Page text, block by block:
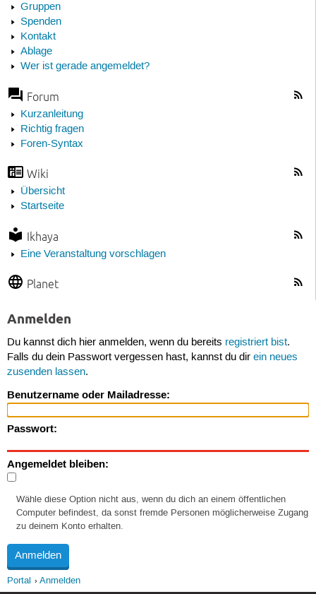
Gruppen
Spenden
Kontakt
Ablage
Wer ist gerade angemeldet?
Forum
Kurzanleitung
Richtig fragen
Foren-Syntax
Wiki
Übersicht
Startseite
Ikhaya
Eine Veranstaltung vorschlagen
Planet
Anmelden
Du kannst dich hier anmelden, wenn du bereits registriert bist.
Falls du dein Passwort vergessen hast, kannst du dir ein neues
zusenden lassen.
Benutzername oder Mailadresse:
Passwort:
Angemeldet bleiben:
Wähle diese Option nicht aus, wenn du dich an einem öffentlichen
Computer befindest, da sonst fremde Personen möglicherweise Zugang
zu deinem Konto erhalten.
Portal Anmelden